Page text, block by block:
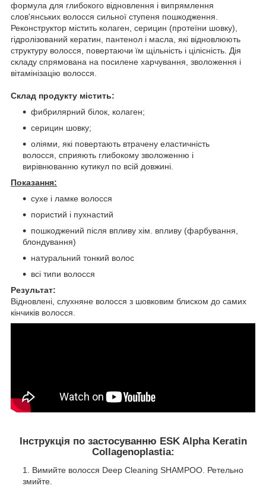
формула для глибокого відновлення і випрямлення
слов'янських волосся сильної ступеня пошкодження.
Реконструктор містить колаген, серицин (протеїни шовку),
гідролізований кератин, пантенoл і масла, які відновлюють
структуру волосся, повертаючи їм щільність і цілісність. Дія
складу спрямована на посилене харчування, зволоження і
вітамінізацію волосся.
Склад продукту містить:
фибрилярний білок, колаген;
серицин шовку;
оліями, які повертають втрачену еластичність
волосся, сприяють глибокому зволоженню і
вирівнюванню кутикул по всій довжині.
Показання:
сухе і ламке волосся
пористий і пухнастий
пошкоджений після впливу хім. впливу (фарбування,
блондування)
натуральний тонкий волос
всі типи волосся
Результат:
Відновлені, слухняне волосся з шовковим блиском до самих
кінчиків волосся.
Інструкція по застосуванню ESK Alpha Keratin
Collagenoplastia:
Вимийте волосся Deep Cleaning SHAMPOO. Ретельно
змийте.